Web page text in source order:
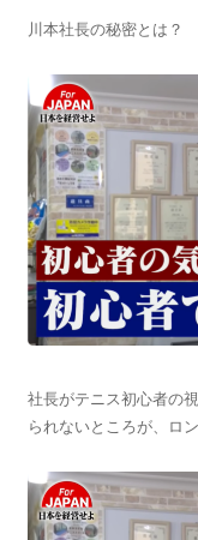
川本社長の秘密とは？
社長がテニス初心者の
られないところが、ロ